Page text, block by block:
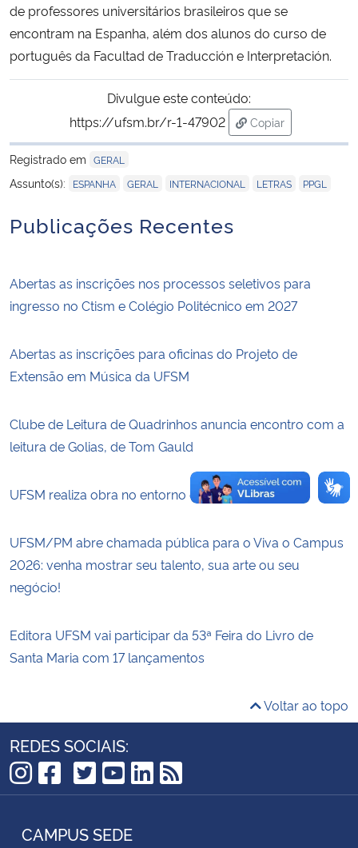
Controladoria-Geral da União
Ministério da Mulher, da Família e dos Direitos Humanos
Secretaria de Governo
Gabinete de Segurança Institucional
Advocacia-Geral da União
Planalto
de professores universitários brasileiros que se
encontram na Espanha, além dos alunos do curso de
português da Facultad de Traducción e Interpretación.
Divulgue este conteúdo:
https://ufsm.br/r-1-47902
Copiar
para área de
Registrado em GERAL
Assunto(s): ESPANHA GERAL INTERNACIONAL LETRAS PPGL
Publicações Recentes
Abertas as inscrições nos processos seletivos para
ingresso no Ctism e Colégio Politécnico em 2027
Abertas as inscrições para oficinas do Projeto de
Extensão em Música da UFSM
Clube de Leitura de Quadrinhos anuncia encontro com a
leitura de Golias, de Tom Gauld
UFSM realiza obra no entorno da CEU Indígena
UFSM/PM abre chamada pública para o Viva o Campus
2026: venha mostrar seu talento, sua arte ou seu
negócio!
Editora UFSM vai participar da 53ª Feira do Livro de
Santa Maria com 17 lançamentos
Voltar ao topo
REDES SOCIAIS:
Instagram
Facebook
TikTok
Twitter
YouTube
LinkedIn
RSS
CAMPUS SEDE